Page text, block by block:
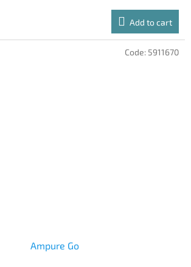
Add to cart
Ampure Go
Code: 5911670